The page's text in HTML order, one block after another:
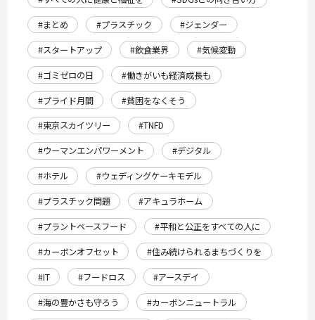
#まとめ
#プラスチック
#ジェンダー
#スタートアップ
#飲食業界
#気候変動
#ゴミゼロの日
#働きがいも経済成長も
#プライド月間
#貧困をなくそう
#東京スカイツリー
#TNFD
#ウーマンエンパワーメント
#デジタル
#ホテル
#ウェディングケーキモデル
#プラスチック問題
#アキュラホーム
#プラントベースフード
#平和と公正をすべての人に
#カーボンオフセット
#住み続けられるまちづくりを
#IT
#フードロス
#アースデイ
#海の豊かさも守ろう
#カーボンニュートラル